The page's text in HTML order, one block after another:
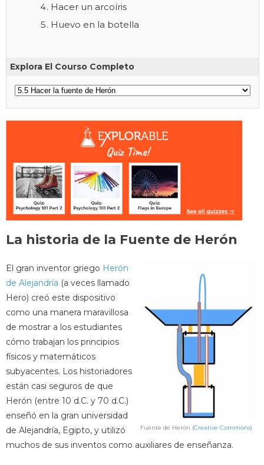
Hacer un arcoíris
Huevo en la botella
Explora El Courso Completo
La historia de la Fuente de Herón
Fuente de Herón (Creative Commons)
El gran inventor griego Herón
de Alejandría (a veces llamado
Hero) creó este dispositivo
como una manera maravillosa
de mostrar a los estudiantes
cómo trabajan los principios
físicos y matemáticos
subyacentes. Los historiadores
están casi seguros de que
Herón (entre 10 d.C. y 70 d.C.)
enseñó en la gran universidad
de Alejandría, Egipto, y utilizó
muchos de sus inventos como auxiliares de enseñanza.